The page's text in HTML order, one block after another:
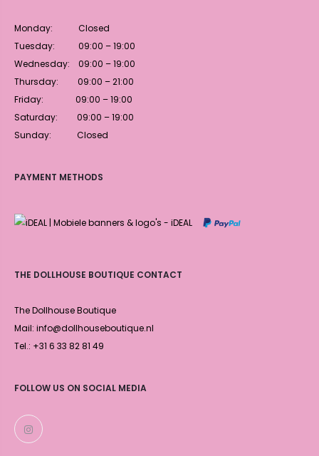
Monday: Closed
Tuesday: 09:00 – 19:00
Wednesday: 09:00 – 19:00
Thursday: 09:00 – 21:00
Friday: 09:00 – 19:00
Saturday: 09:00 – 19:00
Sunday: Closed
PAYMENT METHODS
THE DOLLHOUSE BOUTIQUE CONTACT
The Dollhouse Boutique
Mail: info@dollhouseboutique.nl
Tel.: +31 6 33 82 81 49
FOLLOW US ON SOCIAL MEDIA